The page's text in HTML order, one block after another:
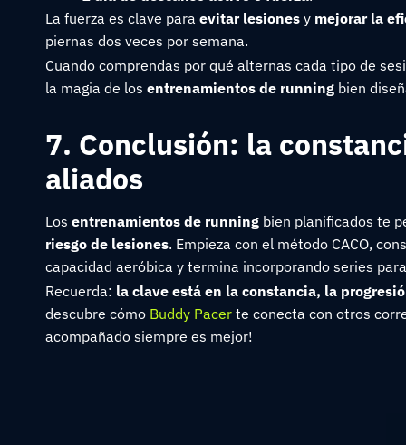
La fuerza es clave para evitar lesiones y mejorar la
piernas dos veces por semana.
Cuando comprendas por qué alternas cada tipo de
la magia de los entrenamientos de running bien
7. Conclusión: la
aliados
Los entrenamientos de running bien planificados te
riesgo de lesiones. Empieza con el método CACO,
capacidad aeróbica y termina incorporando series
Recuerda: la clave está en la constancia, la
descubre cómo Buddy Pacer te conecta con otros
acompañado siempre es mejor!